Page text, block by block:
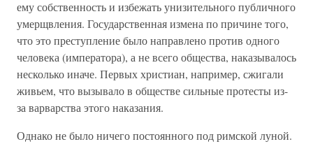
ему собственность и избежать унизительного публичного
умерщвления. Государственная измена по причине того,
что это преступление было направлено против одного
человека (императора), а не всего общества, наказывалось
несколько иначе. Первых христиан, например, сжигали
живьем, что вызывало в обществе сильные протесты из-
за варварства этого наказания.
Однако не было ничего постоянного под римской луной.